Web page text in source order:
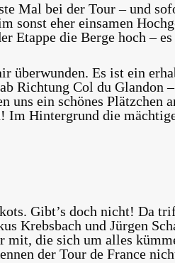
Mal bei der Tour – und
sonst eher einsamen
Etappe die Berge hoch – es
überwunden. Es ist ein
Richtung Col du Glandon
uns ein schönes Plätzchen
Hintergrund die
Gibt’s doch nicht! Da
Krebsbach und Jürgen
mit, die sich um alles
der Tour de France